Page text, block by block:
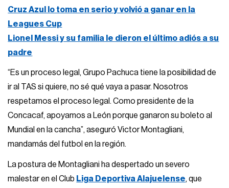
Cruz Azul lo toma en serio y volvió a ganar en la
Leagues Cup
Lionel Messi y su familia le dieron el último adiós a su
padre
“Es un proceso legal, Grupo Pachuca tiene la posibilidad de
ir al TAS si quiere, no sé qué vaya a pasar. Nosotros
respetamos el proceso legal. Como presidente de la
Concacaf, apoyamos a León porque ganaron su boleto al
Mundial en la cancha”, aseguró Victor Montagliani,
mandamás del futbol en la región.
La postura de Montagliani ha despertado un severo
malestar en el Club Liga Deportiva Alajuelense, que